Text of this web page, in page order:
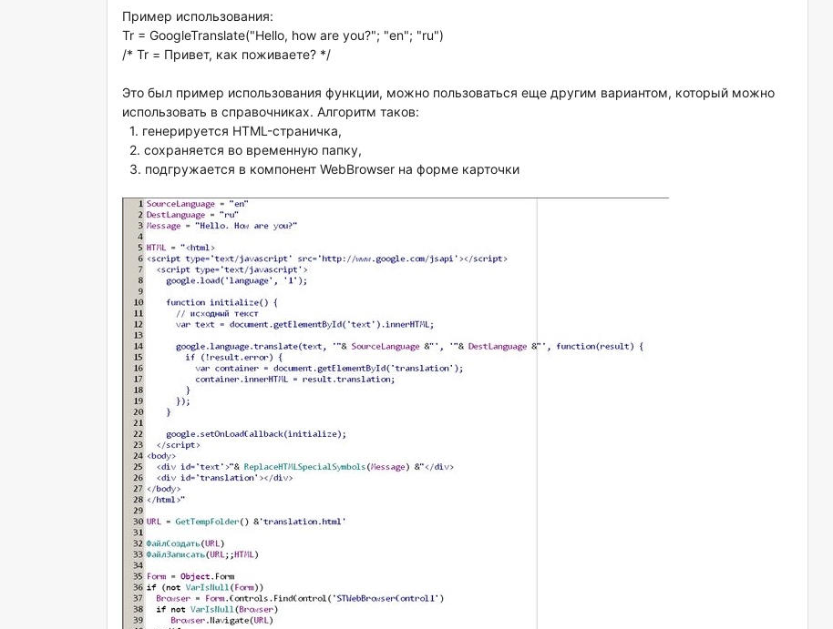
Пример использования:
Tr = GoogleTranslate("Hello, how are you?"; "en"; "ru")
/* Tr = Привет, как поживаете? */
Это был пример использования функции, можно пользоваться еще другим вариантом, который можно
использовать в справочниках. Алгоритм таков:
1. генерируется HTML-страничка,
2. сохраняется во временную папку,
3. подгружается в компонент WebBrowser на форме карточки